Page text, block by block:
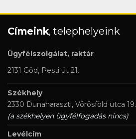
Címeink, telephelyeink
Ügyfélszolgálat, raktár
2131 Göd, Pesti út 21.
Székhely
2330 Dunaharaszti, Vörösföld utca 19.
(a székhelyen ügyfélfogadás nincs)
Levélcím